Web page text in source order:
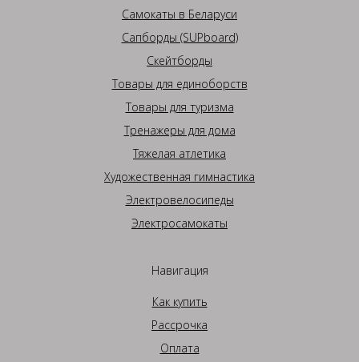
Самокаты в Беларуси
Сапборды (SUPboard)
Скейтборды
Товары для единоборств
Товары для туризма
Тренажеры для дома
Тяжелая атлетика
Художественная гимнастика
Электровелосипеды
Электросамокаты
Навигация
Как купить
Рассрочка
Оплата